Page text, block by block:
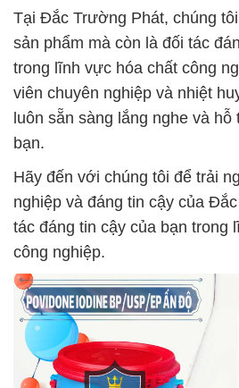
Tại Đắc Trường Phát, chúng
sản phẩm mà còn là đối tác
trong lĩnh vực hóa chất công
viên chuyên nghiệp và nhiệt
luôn sẵn sàng lắng nghe và
bạn.
Hãy đến với chúng tôi để trải
nghiệp và đáng tin cậy của
tác đáng tin cậy của bạn trong
công nghiệp.